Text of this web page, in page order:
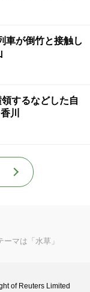
車が倒竹と接触し
するなどした自
川
マは「水草」
of Reuters Limited